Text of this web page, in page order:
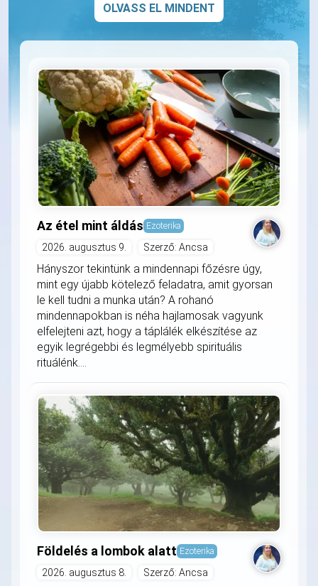
OLVASS EL MINDENT
Az étel mint áldás Ezoterika
2026. augusztus 9. Szerző: Ancsa
Hányszor tekintünk a mindennapi főzésre úgy,
mint egy újabb kötelező feladatra, amit gyorsan
le kell tudni a munka után? A rohanó
mindennapokban is néha hajlamosak vagyunk
elfelejteni azt, hogy a táplálék elkészítése az
egyik legrégebbi és legmélyebb spirituális
rituálénk....
Földelés a lombok alatt Ezoterika
2026. augusztus 8. Szerző: Ancsa